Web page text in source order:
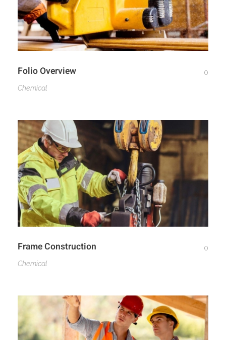
Folio Overview
0
Chemical
Frame Construction
0
Chemical